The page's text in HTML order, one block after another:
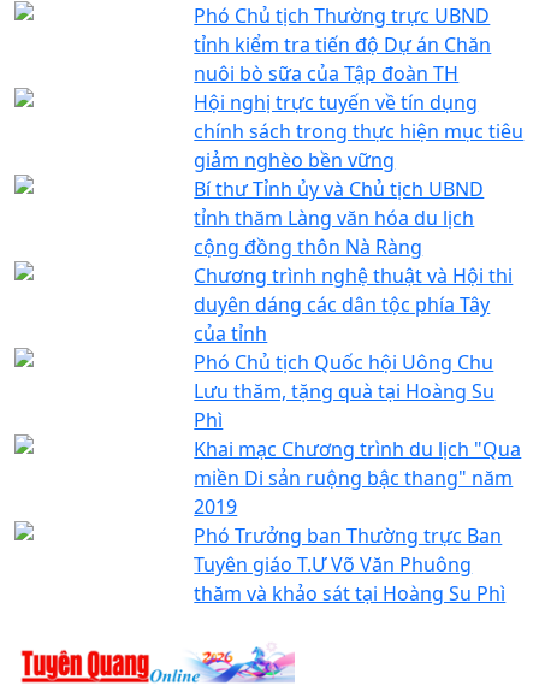
Phó Chủ tịch Thường trực UBND
tỉnh kiểm tra tiến độ Dự án Chăn
nuôi bò sữa của Tập đoàn TH
Hội nghị trực tuyến về tín dụng
chính sách trong thực hiện mục tiêu
giảm nghèo bền vững
Bí thư Tỉnh ủy và Chủ tịch UBND
tỉnh thăm Làng văn hóa du lịch
cộng đồng thôn Nà Ràng
Chương trình nghệ thuật và Hội thi
duyên dáng các dân tộc phía Tây
của tỉnh
Phó Chủ tịch Quốc hội Uông Chu
Lưu thăm, tặng quà tại Hoàng Su
Phì
Khai mạc Chương trình du lịch "Qua
miền Di sản ruộng bậc thang" năm
2019
Phó Trưởng ban Thường trực Ban
Tuyên giáo T.Ư Võ Văn Phuông
thăm và khảo sát tại Hoàng Su Phì